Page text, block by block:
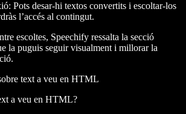
: Pots desar-hi textos convertits i escoltar-los
l’accés al contingut.
escoltes, Speechify ressalta la secció
la puguis seguir visualment i millorar la
text a veu en HTML
a veu en HTML?